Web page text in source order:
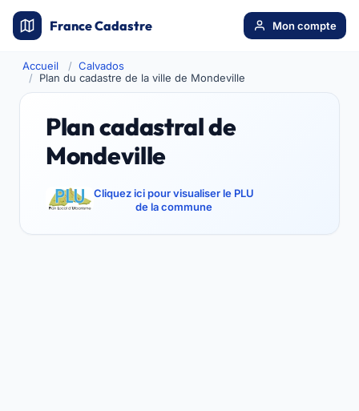
France Cadastre Mon compte
Accueil
Calvados
Plan du cadastre de la ville de Mondeville
Plan cadastral de
Mondeville
Cliquez ici pour visualiser le PLU
de la commune